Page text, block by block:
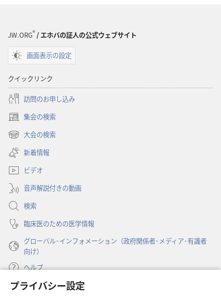
プライバシー設定
る
は
る
は
JW.ORG® / エホバの証人の公式ウェブサイト
画面表示の設定
クイックリンク
訪問のお申し込み
集会の検索
（新
し
タ
で
開
く）
大会の検索
（新
し
い
タ
ブ
で
開
く）
新着情報
ビデオ
音声解説付きの動画
検索
臨床医のための医学情報
グローバル･インフォメーション（政府関係者･メディア･有識者
向け）
ヘルプ
寄付